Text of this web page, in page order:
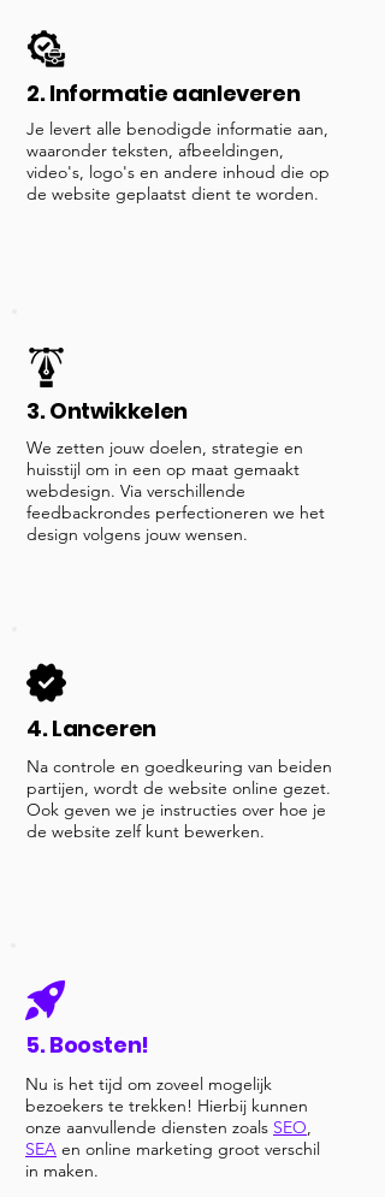
2. Informatie aanleveren
Je levert alle benodigde informatie aan,
waaronder teksten, afbeeldingen,
video's, logo's en andere inhoud die op
de website geplaatst dient te worden.
3. Ontwikkelen
We zetten jouw doelen, strategie en
huisstijl om in een op maat gemaakt
webdesign. Via verschillende
feedbackrondes perfectioneren we het
design volgens jouw wensen.
4. Lanceren
Na controle en goedkeuring van beiden
partijen, wordt de website online gezet.
Ook geven we je instructies over hoe je
de website zelf kunt bewerken.
5. Boosten!
Nu is het tijd om zoveel mogelijk
bezoekers te trekken! Hierbij kunnen
onze aanvullende diensten zoals SEO,
SEA en online marketing groot verschil
in maken.